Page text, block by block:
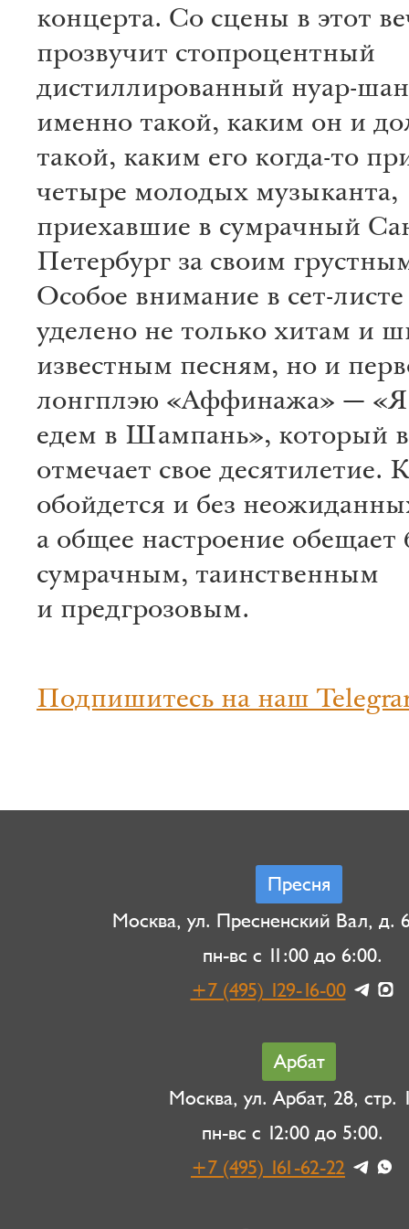
концерта. Со сцены в этот
прозвучит стопроцентный
дистиллированный нуар-
именно такой, каким он и
такой, каким его когда-то
четыре молодых музыканта,
приехавшие в сумрачный
Петербург за своим
Особое внимание в сет-листе
уделено не только хитам и
известным песням, но и
лонгплэю «Аффинажа» —
едем в Шампань», который в
отмечает свое десятилетие.
обойдется и без
а общее настроение обещает
сумрачным, таинственным
и предгрозовым.
Подпишитесь на наш
Пресня
Москва, ул. Пресненский Вал, д.
пн-вс с 11:00 до 6:00.
+7 (495) 129-16-00
Арбат
Москва, ул. Арбат, 28, стр.
пн-вс с 12:00 до 5:00.
+7 (495) 161-62-22